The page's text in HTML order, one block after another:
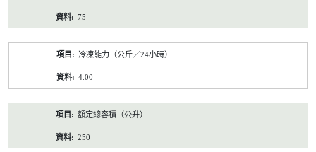
75
冷凍能力（公斤／24小時）
4.00
額定總容積（公升）
250